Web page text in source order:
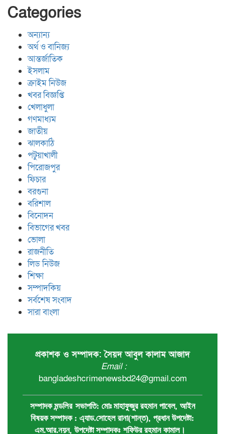
Categories
অন্যান্য
অর্থ ও বানিজ্য
আন্তর্জাতিক
ইসলাম
ক্রাইম নিউজ
খবর বিজ্ঞপ্তি
খেলাধুলা
গণমাধ্যম
জাতীয়
ঝালকাঠি
পটুয়াখালী
পিরোজপুর
ফিচার
বরগুনা
বরিশাল
বিনোদন
বিভাগের খবর
ভোলা
রাজনীতি
লিড নিউজ
শিক্ষা
সম্পাদকিয়
সর্বশেষ সংবাদ
সারা বাংলা
প্রকাশক ও সম্পাদক: সৈয়দ আবুল কালাম আজাদ
Email :
bangladeshcrimenewsbd24@gmail.com
সম্পাদক মন্ডলির সভাপতি: মোঃ মাহাফুজুর রহমান পাবেল, আইন
বিষয়ক সম্পাদক : ‍এ্যাড.সোহেল রানা(শান্ত), প্রধান ‍উপদেষ্টা:
এম.আর.নয়ন, উপদেষ্টা সম্পাদকঃ শফিউর রহমান কামাল।